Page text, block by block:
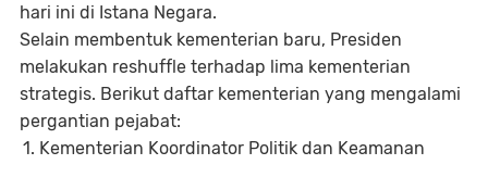
hari ini di Istana Negara.
Selain membentuk kementerian baru, Presiden
melakukan reshuffle terhadap lima kementerian
strategis. Berikut daftar kementerian yang mengalami
pergantian pejabat:
Kementerian Koordinator Politik dan Keamanan